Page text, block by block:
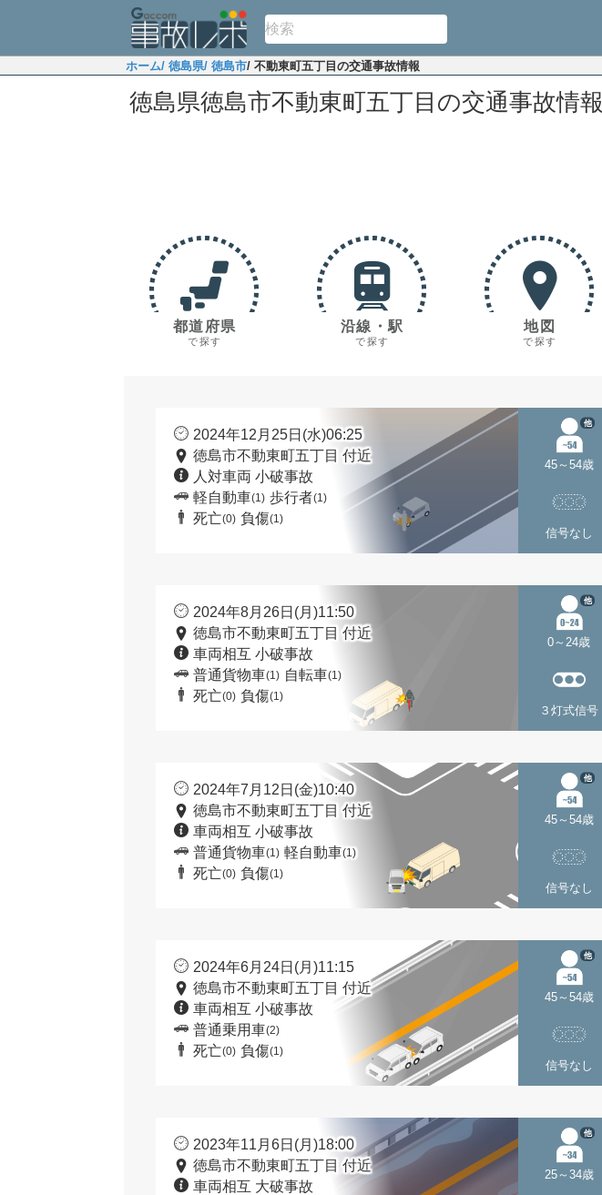
ホーム/ 徳島県/ 徳島市/ 不動東町五丁目の交通事故情報
徳島県徳島市不動東町五丁目の交通事故情報
都道府県
で探す
沿線・駅
で探す
地図
で探す
2024年12月25日(水)06:25
徳島市不動東町五丁目 付近
人対車両 小破事故
軽自動車(1) 歩行者(1)
死亡(0) 負傷(1)
45～54歳
他
信号なし
2024年8月26日(月)11:50
徳島市不動東町五丁目 付近
車両相互 小破事故
普通貨物車(1) 自転車(1)
死亡(0) 負傷(1)
0～24歳
他
３灯式信号
2024年7月12日(金)10:40
徳島市不動東町五丁目 付近
車両相互 小破事故
普通貨物車(1) 軽自動車(1)
死亡(0) 負傷(1)
45～54歳
他
信号なし
2024年6月24日(月)11:15
徳島市不動東町五丁目 付近
車両相互 小破事故
普通乗用車(2)
死亡(0) 負傷(1)
45～54歳
他
信号なし
2023年11月6日(月)18:00
徳島市不動東町五丁目 付近
車両相互 大破事故
25～34歳
他